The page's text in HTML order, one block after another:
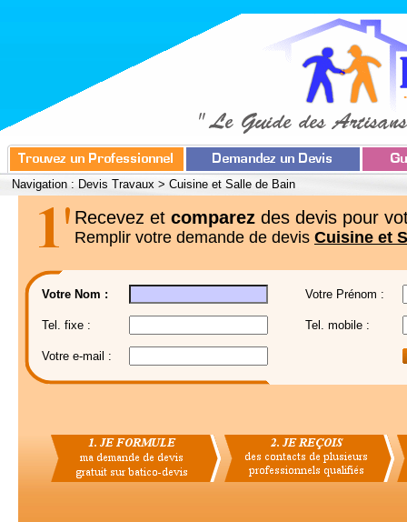
Navigation : Devis Travaux > Cuisine et Salle de Bain
Recevez et comparez des devis pour
Remplir votre demande de devis Cuisine et
Votre Nom : Votre Prénom :
Tel. fixe : Tel. mobile :
Votre e-mail :